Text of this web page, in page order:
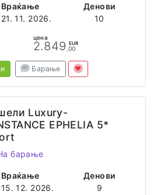
Враќање
21. 11. 2026.
Денови
10
цена
2.849 EUR
,00
Барање
Враќање
15. 12. 2026.
Денови
9
Luxury-
EPHELIA 5*
барање